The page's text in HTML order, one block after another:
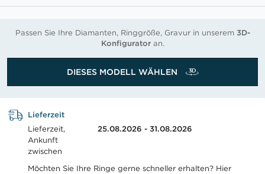
Passen Sie Ihre Diamanten, Ringgröße, Gravur in unserem 3D-
Konfiguratoran.
DIESES MODELL WÄHLEN
Lieferzeit
Lieferzeit,
Ankunft
zwischen
25.08.2026 - 31.08.2026
Möchten Sie Ihre Ringe gerne schneller erhalten? Hier